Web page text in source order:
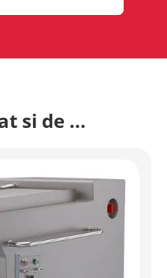
si de ...